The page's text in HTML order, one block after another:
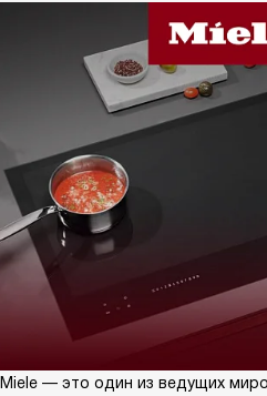
Miele — это один из ведущих